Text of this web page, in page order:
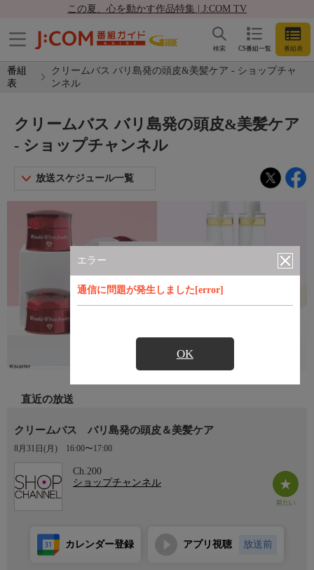
この夏、心を動かす作品特集 | J:COM TV
CS番組一覧 番組表
検索
番組
表
クリームバス バリ島発の頭皮&美髪ケア - ショップチャ
ンネル
エラー
通信に問題が発生しました[error]
OK
クリームバス バリ島発の頭皮&美髪ケア
- ショップチャンネル
放送スケジュール一覧
直近の放送
クリームバス バリ島発の頭皮＆美髪ケア
8月31日(月) 16:00〜17:00
Ch.200
ショップチャンネル
カレンダー登録 アプリ視聴 放送前